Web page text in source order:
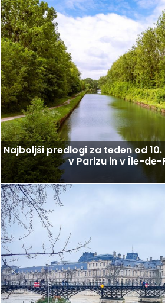
Najboljši predlogi za teden od
v Parizu in v Île-de-